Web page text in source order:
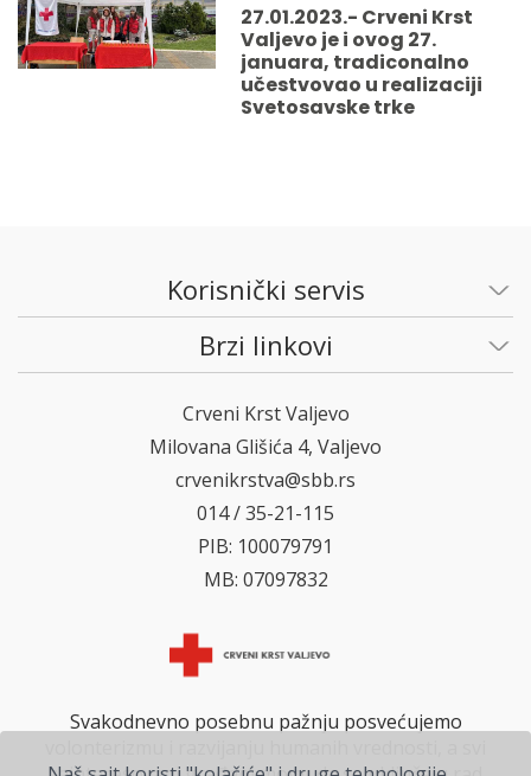
27.01.2023.- Crveni Krst
Valjevo je i ovog 27.
januara, tradiconalno
učestvovao u realizaciji
Svetosavske trke
Korisnički servis
Brzi linkovi
Crveni Krst Valjevo
Milovana Glišića 4, Valjevo
crvenikrstva@sbb.rs
014 / 35-21-115
PIB: 100079791
MB: 07097832
Svakodnevno posebnu pažnju posvećujemo